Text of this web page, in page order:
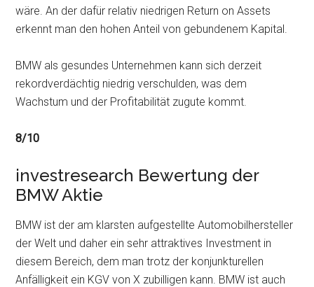
wäre. An der dafür relativ niedrigen Return on Assets
erkennt man den hohen Anteil von gebundenem Kapital.
BMW als gesundes Unternehmen kann sich derzeit
rekordverdächtig niedrig verschulden, was dem
Wachstum und der Profitabilität zugute kommt.
8/10
investresearch Bewertung der
BMW Aktie
BMW ist der am klarsten aufgestellte Automobilhersteller
der Welt und daher ein sehr attraktives Investment in
diesem Bereich, dem man trotz der konjunkturellen
Anfälligkeit ein KGV von X zubilligen kann. BMW ist auch